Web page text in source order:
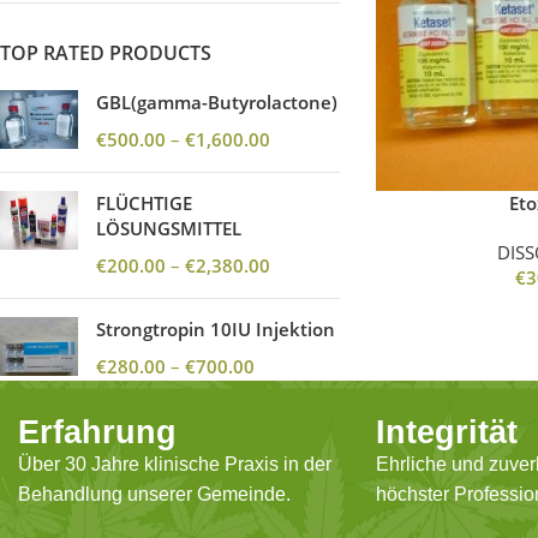
TOP RATED PRODUCTS
GBL(gamma-Butyrolactone)
€500.00 – €1,600.00
FLÜCHTIGE
LÖSUNGSMITTEL
€200.00 – €2,380.00
Strongtropin 10IU Injektion
€280.00 – €700.00
€
Erfahrung
Über 30 Jahre klinische Praxis in der
Behandlung unserer Gemeinde.
Integrität
Ehrliche und
höchster